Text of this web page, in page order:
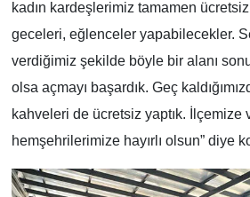
kadın kardeşlerimiz tamamen
geceleri, eğlenceler yapabilecekler.
verdiğimiz şekilde böyle bir alanı
olsa açmayı başardık. Geç
kahveleri de ücretsiz yaptık. İlçemize
hemşehrilerimize hayırlı olsun” diye